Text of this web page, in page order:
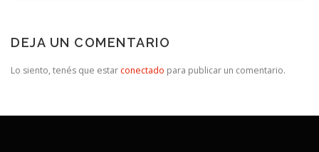
DEJA UN COMENTARIO
Lo siento, tenés que estar conectado para publicar un comentario.